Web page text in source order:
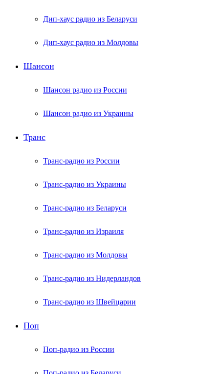
Дип-хаус радио из Беларуси
Дип-хаус радио из Молдовы
Шансон
Шансон радио из России
Шансон радио из Украины
Транс
Транс-радио из России
Транс-радио из Украины
Транс-радио из Беларуси
Транс-радио из Израиля
Транс-радио из Молдовы
Транс-радио из Нидерландов
Транс-радио из Швейцарии
Поп
Поп-радио из России